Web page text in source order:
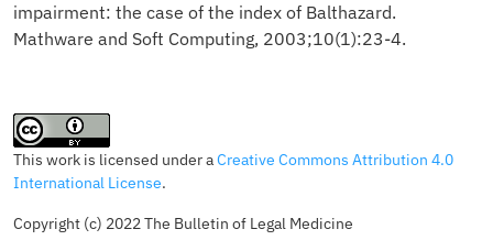
impairment: the case of the index of Balthazard.
Mathware and Soft Computing, 2003;10(1):23-4.
This work is licensed under aCreative Commons Attribution 4.0
International License.
Copyright (c) 2022 The Bulletin of Legal Medicine